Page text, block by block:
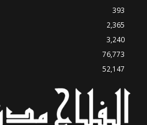
393
2,365
3,240
76,773
52,147